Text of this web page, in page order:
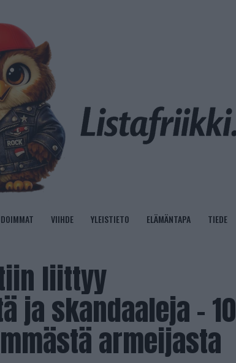
VIIHDE YLEISTIETO ELÄMÄNTAPA TIEDE
liittyy
skandaaleja – 10
armeijasta